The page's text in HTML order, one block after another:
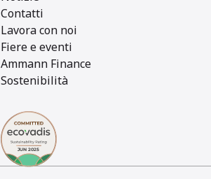
Contatti
Lavora con noi
Fiere e eventi
Ammann Finance
Sostenibilità